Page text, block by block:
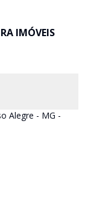
IMÓVEIS
Alegre - MG -